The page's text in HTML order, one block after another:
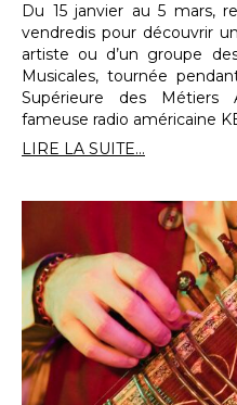
Du 15 janvier au 5 mars,
vendredis pour découvrir
artiste ou d’un groupe
Musicales, tournée
Supérieure des Métiers
fameuse radio américaine
LIRE LA SUITE...